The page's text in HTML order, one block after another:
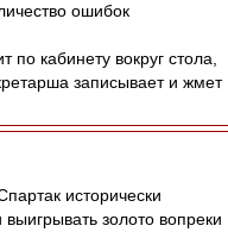
ошибок
по кабинету вокруг стола,
записывает и жмет
исторически
выигрывать золото вопреки